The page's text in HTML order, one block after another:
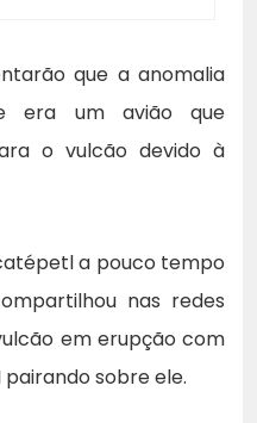
que a anomalia
era um avião que
o vulcão devido à
a pouco tempo
nas redes
em erupção com
sobre ele.